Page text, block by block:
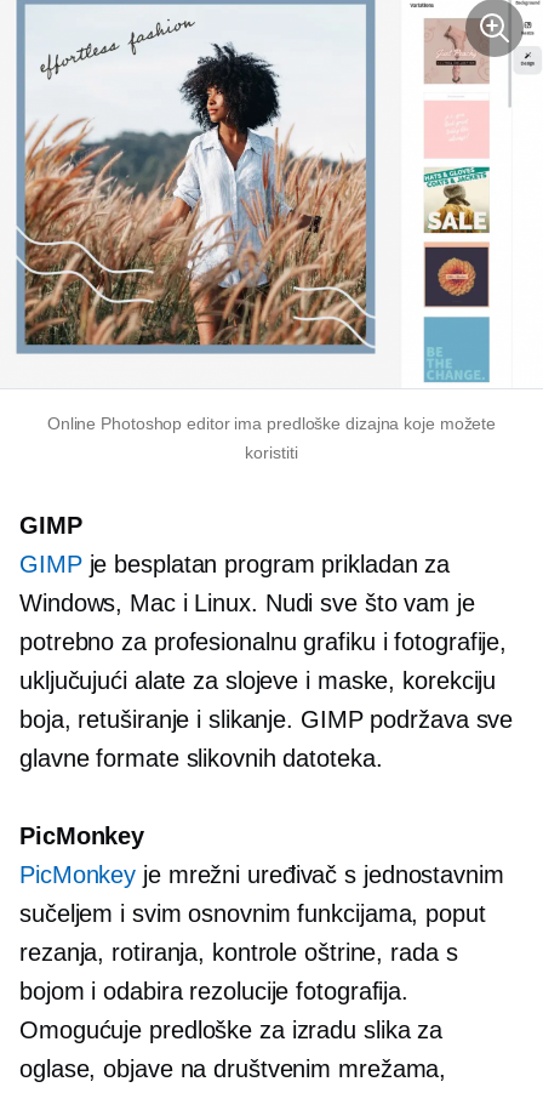
Online Photoshop editor ima predloške dizajna koje možete
koristiti
GIMP
GIMPje besplatan program prikladan za
Windows, Mac i Linux. Nudi sve što vam je
potrebno za profesionalnu grafiku i fotografije,
uključujući alate za slojeve i maske, korekciju
boja, retuširanje i slikanje. GIMP podržava sve
glavne formate slikovnih datoteka.
PicMonkey
PicMonkey je mrežni uređivač s jednostavnim
sučeljem i svim osnovnim funkcijama, poput
rezanja, rotiranja, kontrole oštrine, rada s
bojom i odabira rezolucije fotografija.
Omogućuje predloške za izradu slika za
oglase, objave na društvenim mrežama,